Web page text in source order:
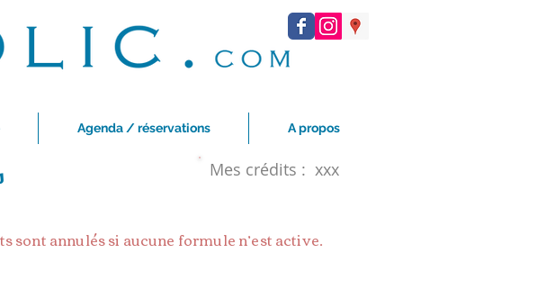
Agenda / réservations A propos
Mes crédits : xxx
sont annulés si aucune formule n’est active.